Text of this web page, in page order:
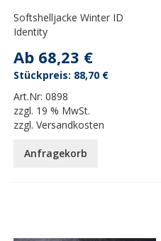
Softshelljacke Winter ID
Identity
Ab 68,23 €
Art.Nr:0898
zzgl. 19 % MwSt.
zzgl.Versandkosten
88,70 €
Anfragekorb